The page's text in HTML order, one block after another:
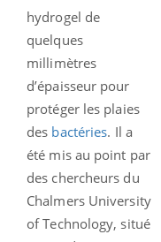
hydrogel de
quelques
millimètres
d’épaisseur pour
protéger les plaies
des bactéries. Il a
été mis au point par
des chercheurs du
Chalmers University
of Technology, situé